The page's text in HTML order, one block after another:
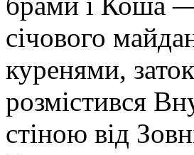
січового
куренями,
розмістився
стіною від